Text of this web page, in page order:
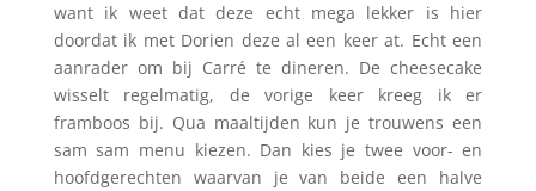
want ik weet dat deze echt mega lekker is hier
doordat ik met Dorien deze al een keer at. Echt een
aanrader om bij Carré te dineren. De cheesecake
wisselt regelmatig, de vorige keer kreeg ik er
framboos bij. Qua maaltijden kun je trouwens een
sam sam menu kiezen. Dan kies je twee voor- en
hoofdgerechten waarvan je van beide een halve